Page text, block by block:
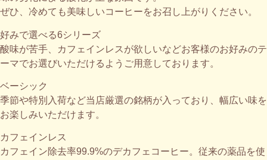
ぜひ、冷めても美味しいコーヒーをお召し上がりください。
好みで選べる6シリーズ​
酸味が苦手、カフェインレスが欲しいなどお客様のお好みのテ
ーマでお選びいただけるようご用意しております。
ベーシック
季節や特別入荷など当店厳選の銘柄が入っており、幅広い味を
お楽しみいただけます。
カフェインレス
カフェイン除去率99.9%のデカフェコーヒー。従来の薬品を使